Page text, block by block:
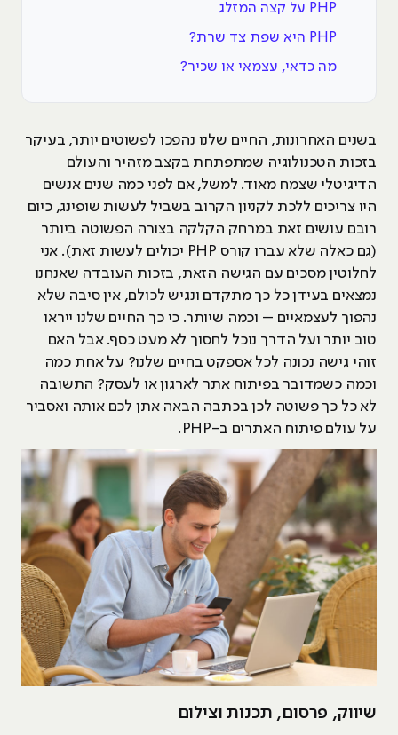
PHP על קצה המזלג
PHP היא שפת צד שרת?
מה כדאי, עצמאי או שכיר?
בשנים האחרונות, החיים שלנו נהפכו לפשוטים יותר, בעיקר
בזכות הטכנולוגיה שמתפתחת בקצב מזהיר והעולם
הדיגיטלי שצמח מאוד. למשל, אם לפני כמה שנים אנשים
היו צריכים ללכת לקניון הקרוב בשביל לעשות שופינג, כיום
רובם עושים זאת במרחק הקלקה בצורה הפשוטה ביותר
(גם כאלה שלא עברו קורס PHP יכולים לעשות זאת). אני
לחלוטין מסכים עם הגישה הזאת, בזכות העובדה שאנחנו
נמצאים בעידן כל כך מתקדם ונגיש לכולם, אין סיבה שלא
נהפוך לעצמאיים – וכמה שיותר. כי כך החיים שלנו ייראו
טוב יותר ועל הדרך נוכל לחסוך לא מעט כסף. אבל האם
זוהי גישה נכונה לכל אספקט בחיים שלנו? על אחת כמה
וכמה כשמדובר בפיתוח אתר לארגון או לעסק? התשובה
לא כל כך פשוטה לכן בכתבה הבאה אתן לכם אותה ואסביר
על עולם פיתוח האתרים ב-PHP.
שיווק, פרסום, תכנות וצילום